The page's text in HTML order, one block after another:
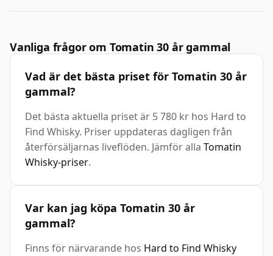
Vanliga frågor om Tomatin 30 år gammal
Vad är det bästa priset för Tomatin 30 år
gammal?
Det bästa aktuella priset är 5 780 kr hos Hard to
Find Whisky. Priser uppdateras dagligen från
återförsäljarnas liveflöden. Jämför alla Tomatin
Whisky-priser.
Var kan jag köpa Tomatin 30 år
gammal?
Finns för närvarande hos Hard to Find Whisky